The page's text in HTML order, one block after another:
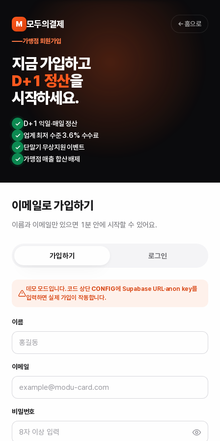
M 모두의결제 홈으로
가맹점 회원가입
지금 가입하고
D+1 정산을
시작하세요.
D+1 익일·매일 정산
업계 최저 수준 3.6% 수수료
단말기 무상지원 이벤트
가맹점 매출 합산 배제
이메일로 가입하기
이름과 이메일만 있으면 1분 안에 시작할 수 있어요.
가입하기 로그인
데모 모드입니다. 코드 상단 CONFIG에 Supabase URL·anon key를
입력하면 실제 가입이 작동합니다.
이름
이메일
비밀번호